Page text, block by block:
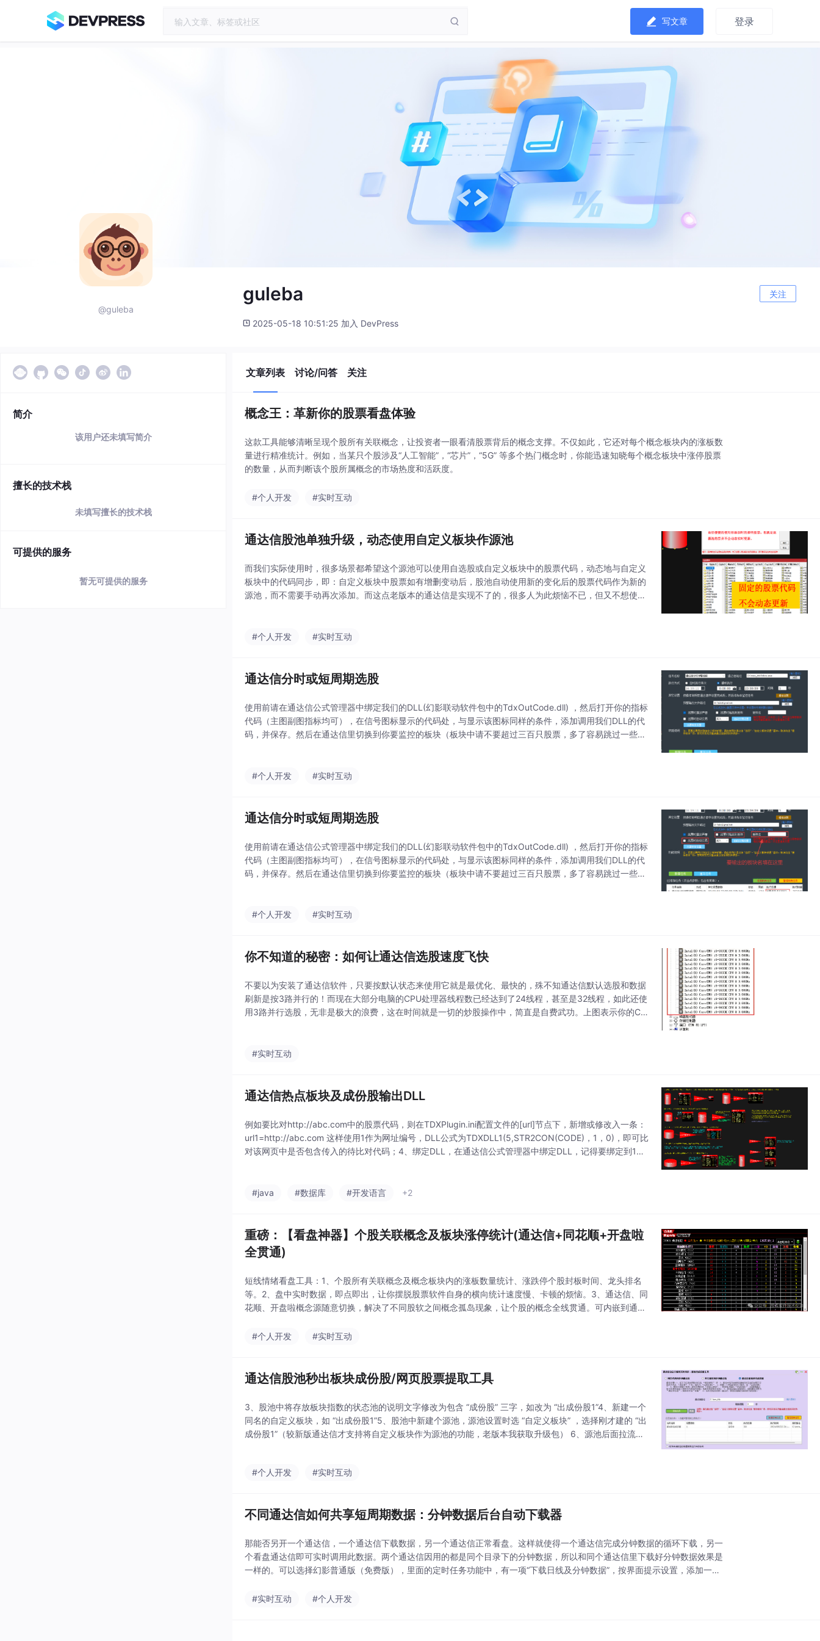
写文章 登录
@guleba
guleba 关注
2025-05-18 10:51:25 加入 DevPress
简介
该用户还未填写简介
擅长的技术栈
未填写擅长的技术栈
可提供的服务
暂无可提供的服务
文章列表 讨论/问答 关注
概念王：革新你的股票看盘体验
这款工具能够清晰呈现个股所有关联概念，让投资者一眼看清股票背后的概念支撑。不仅如此，它还对每个概念板块内的涨板数
量进行精准统计。例如，当某只个股涉及“人工智能”，“芯片”，“5G” 等多个热门概念时，你能迅速知晓每个概念板块中涨停股票
的数量，从而判断该个股所属概念的市场热度和活跃度。
#个人开发 #实时互动
通达信股池单独升级，动态使用自定义板块作源池
而我们实际使用时，很多场景都希望这个源池可以使用自选股或自定义板块中的股票代码，动态地与自定义
板块中的代码同步，即：自定义板块中股票如有增删变动后，股池自动使用新的变化后的股票代码作为新的
源池，而不需要手动再次添加。而这点老版本的通达信是实现不了的，很多人为此烦恼不已，但又不想使用
#个人开发
#实时互动
通达信分时或短周期选股
使用前请在通达信公式管理器中绑定我们的DLL(幻影联动软件包中的TdxOutCode.dll) ，然后打开你的指标
代码（主图副图指标均可），在信号图标显示的代码处，与显示该图标同样的条件，添加调用我们DLL的代
码，并保存。然后在通达信里切换到你要监控的板块（板块中请不要超过三百只股票，多了容易跳过一些股
#个人开发 #实时互动
通达信分时或短周期选股
使用前请在通达信公式管理器中绑定我们的DLL(幻影联动软件包中的TdxOutCode.dll) ，然后打开你的指标
代码（主图副图指标均可），在信号图标显示的代码处，与显示该图标同样的条件，添加调用我们DLL的代
码，并保存。然后在通达信里切换到你要监控的板块（板块中请不要超过三百只股票，多了容易跳过一些股
#个人开发 #实时互动
你不知道的秘密：如何让通达信选股速度飞快
不要以为安装了通达信软件，只要按默认状态来使用它就是最优化、最快的，殊不知通达信默认选股和数据
刷新是按3路并行的！而现在大部分电脑的CPU处理器线程数已经达到了24线程，甚至是32线程，如此还使
用3路并行选股，无非是极大的浪费，这在时间就是一切的炒股操作中，简直是自费武功。上图表示你的CP
#实时互动
通达信热点板块及成份股输出DLL
例如要比对http://abc.com中的股票代码，则在TDXPlugin.ini配置文件的[url]节点下，新增或修改入一条：
url1=http://abc.com 这样使用1作为网址编号，DLL公式为TDXDLL1(5,STR2CON(CODE)，1，0)，即可比
对该网页中是否包含传入的待比对代码；4、绑定DLL，在通达信公式管理器中绑定DLL，记得要绑定到1号
#java #数据库 #开发语言 +2
重磅：【看盘神器】个股关联概念及板块涨停统计(通达信+同花顺+开盘啦
全贯通​)
短线情绪看盘工具：1、个股所有关联概念及概念板块内的涨板数量统计、涨跌停个股封板时间、龙头排名
等。2、盘中实时数据，即点即出，让你摆脱股票软件自身的横向统计速度慢、卡顿的烦恼。3、通达信、同
花顺、开盘啦概念源随意切换，解决了不同股软之间概念孤岛现象，让个股的概念全线贯通。可内嵌到通达
#个人开发
#实时互动
通达信股池秒出板块成份股/网页股票提取工具
3、股池中将存放板块指数的状态池的说明文字修改为包含 “成份股” 三字，如改为 “出成份股1”4、新建一个
同名的自定义板块，如 “出成份股1”5、股池中新建个源池，源池设置时选 “自定义板块” ，选择刚才建的 “出
成份股1”（较新版通达信才支持将自定义板块作为源池的功能，老版本我获取升级包） 6、源池后面拉流程
#个人开发 #实时互动
不同通达信如何共享短周期数据：分钟数据后台自动下载器
那能否另开一个通达信，一个通达信下载数据，另一个通达信正常看盘。这样就使得一个通达信完成分钟数据的循环下载，另一
个看盘通达信即可实时调用此数据。两个通达信因用的都是同个目录下的分钟数据，所以和同个通达信里下载好分钟数据效果是
一样的。可以选择幻影普通版（免费版），里面的定时任务功能中，有一项“下载日线及分钟数据”，按界面提示设置，添加一个
#实时互动
#个人开发